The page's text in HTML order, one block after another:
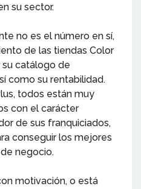
su sector.
no es el número en sí,
de las tiendas Color
su catálogo de
como su rentabilidad.
todos están muy
con el carácter
de sus franquiciados,
conseguir los mejores
negocio.
motivación, o está